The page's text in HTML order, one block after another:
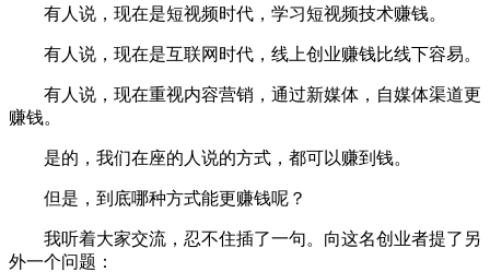
有人说，现在是短视频时代，学习短视频技术赚钱。
有人说，现在是互联网时代，线上创业赚钱比线下容易。
有人说，现在重视内容营销，通过新媒体，自媒体渠道更
赚钱。
是的，我们在座的人说的方式，都可以赚到钱。
但是，到底哪种方式能更赚钱呢？
我听着大家交流，忍不住插了一句。向这名创业者提了另
外一个问题：